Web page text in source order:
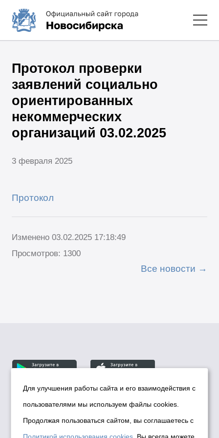
Протокол проверки
заявлений социально
ориентированных
некоммерческих
организаций 03.02.2025
3 февраля 2025
Протокол
Изменено 03.02.2025 17:18:49
Просмотров: 1300
Все новости
© Департамент информационной политики мэрии
города Новосибирска, 2026
Политика использования Cookies
Для улучшения работы сайта и его взаимодействия с
пользователями мы используем файлы cookies.
Продолжая пользоваться сайтом, вы соглашаетесь с